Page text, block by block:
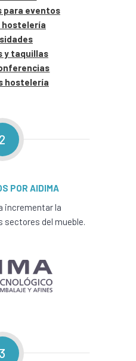
para eventos
hostelería
y taquillas
hostelería
2
POR AIDIMA
incrementar la
sectores del mueble.
3